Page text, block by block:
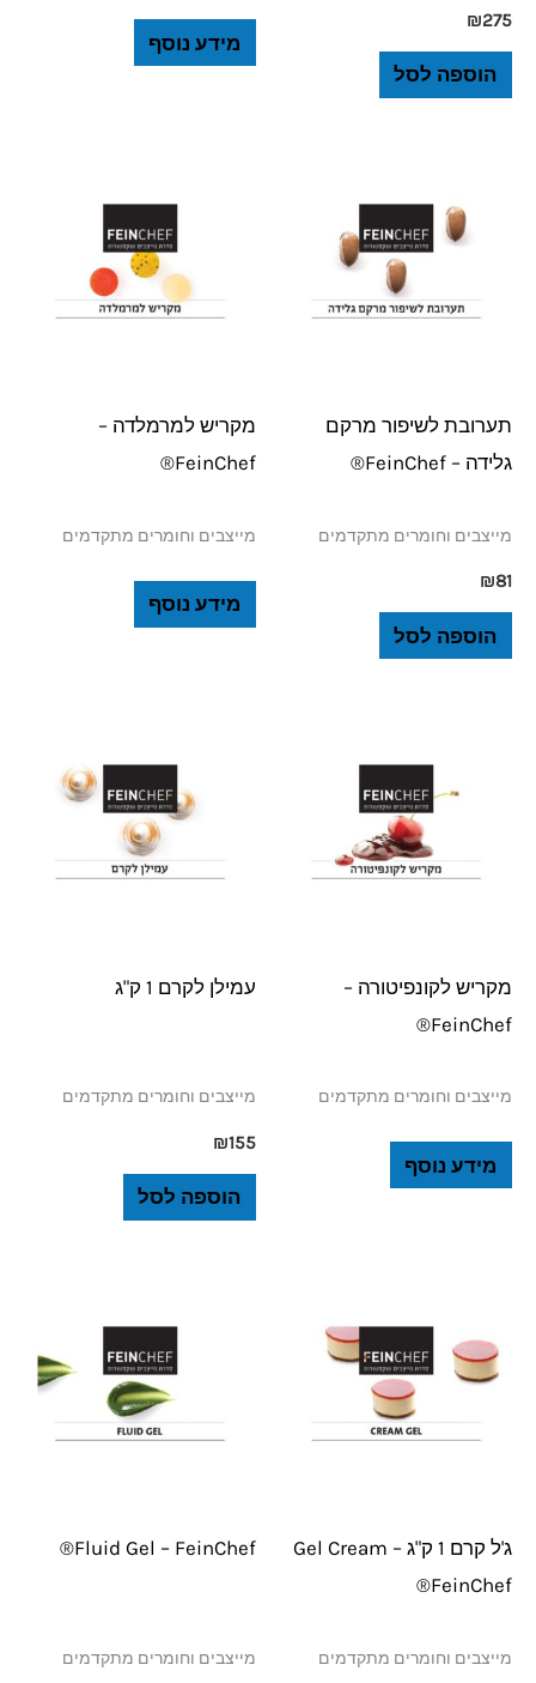
₪275
הוספה לסל
מידע נוסף
תערובת לשיפור מרקם
גלידה – FeinChef®
מייצבים וחומרים מתקדמים
₪81
הוספה לסל
מקריש למרמלדה –
FeinChef®
מייצבים וחומרים מתקדמים
מידע נוסף
מקריש לקונפיטורה –
FeinChef®
מייצבים וחומרים מתקדמים
מידע נוסף
עמילן לקרם 1 ק"ג
מייצבים וחומרים מתקדמים
₪155
הוספה לסל
ג'ל קרם 1 ק"ג Gel Cream –
FeinChef®
מייצבים וחומרים מתקדמים
Fluid Gel – FeinChef®
מייצבים וחומרים מתקדמים
יש
סוגים.
את
המוצר